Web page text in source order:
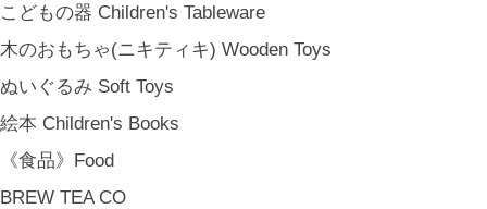
こどもの器 Children's Tableware
木のおもちゃ(ニキティキ) Wooden Toys
ぬいぐるみ Soft Toys
絵本 Children's Books
《食品》Food
BREW TEA CO